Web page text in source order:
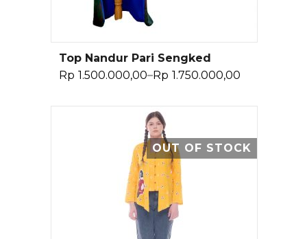
Pilih Opsi
Top Nandur Pari Sengked
Rp 1.500.000,00–Rp 1.750.000,00
OUT OF STOCK